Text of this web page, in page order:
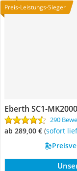
Preis-Leistungs-Sieger
Eberth SC1-MK2000
290
ab 289,00 € ( Sofort